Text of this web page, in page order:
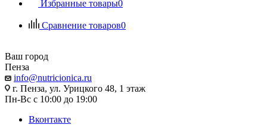
Избранные товары0
Сравнение товаров0
Ваш город
Пенза
info@nutricionica.ru
г. Пенза, ул. Урицкого 48, 1 этаж
Пн-Вс с 10:00 до 19:00
Вконтакте